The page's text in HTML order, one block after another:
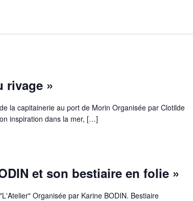
rivage »
la capitainerie au port de Morin Organisée par Clotilde
inspiration dans la mer, […]
et son bestiaire en folie »
Organisée par Karine BODIN. Bestiaire